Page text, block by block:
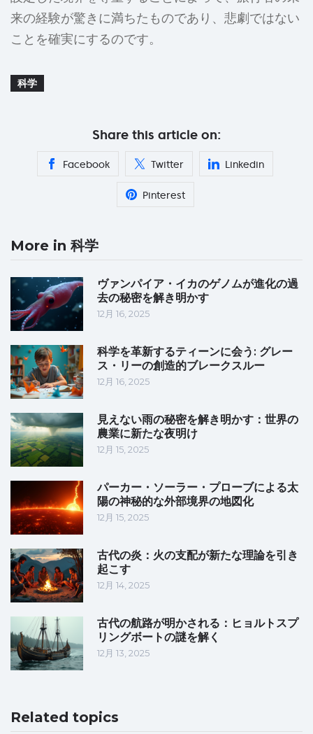
来の経験が驚きに満ちたものであり、悲劇ではない
ことを確実にするのです。
科学
Share this article on:
Facebook Twitter Linkedin
Pinterest
More in 科学
ヴァンパイア・イカのゲノムが進化の過
去の秘密を解き明かす
12月 16, 2025
科学を革新するティーンに会う: グレー
ス・リーの創造的ブレークスルー
12月 16, 2025
見えない雨の秘密を解き明かす：世界の
農業に新たな夜明け
12月 15, 2025
パーカー・ソーラー・プローブによる太
陽の神秘的な外部境界の地図化
12月 15, 2025
古代の炎：火の支配が新たな理論を引き
起こす
12月 14, 2025
古代の航路が明かされる：ヒョルトスプ
リングボートの謎を解く
12月 13, 2025
Related topics